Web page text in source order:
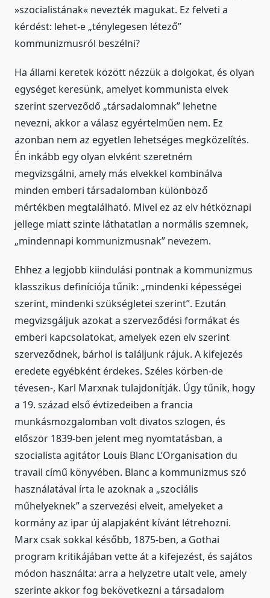
»szocialistának« nevezték magukat. Ez felveti a
kérdést: lehet-e „ténylegesen létező”
kommunizmusról beszélni?
Ha állami keretek között nézzük a dolgokat, és olyan
egységet keresünk, amelyet kommunista elvek
szerint szerveződő „társadalomnak” lehetne
nevezni, akkor a válasz egyértelműen nem. Ez
azonban nem az egyetlen lehetséges megközelítés.
Én inkább egy olyan elvként szeretném
megvizsgálni, amely más elvekkel kombinálva
minden emberi társadalomban különböző
mértékben megtalálható. Mivel ez az elv hétköznapi
jellege miatt szinte láthatatlan a normális szemnek,
„mindennapi kommunizmusnak” nevezem.
Ehhez a legjobb kiindulási pontnak a kommunizmus
klasszikus definíciója tűnik: „mindenki képességei
szerint, mindenki szükségletei szerint”. Ezután
megvizsgáljuk azokat a szerveződési formákat és
emberi kapcsolatokat, amelyek ezen elv szerint
szerveződnek, bárhol is találjunk rájuk. A kifejezés
eredete egyébként érdekes. Széles körben-de
tévesen-, Karl Marxnak tulajdonítják. Úgy tűnik, hogy
a 19. század első évtizedeiben a francia
munkásmozgalomban volt divatos szlogen, és
először 1839-ben jelent meg nyomtatásban, a
szocialista agitátor Louis Blanc L’Organisation du
travail című könyvében. Blanc a kommunizmus szó
használatával írta le azoknak a „szociális
műhelyeknek” a szervezési elveit, amelyeket a
kormány az ipar új alapjaként kívánt létrehozni.
Marx csak sokkal később, 1875-ben, a Gothai
program kritikájában vette át a kifejezést, és sajátos
módon használta: arra a helyzetre utalt vele, amely
szerinte akkor fog bekövetkezni a társadalom